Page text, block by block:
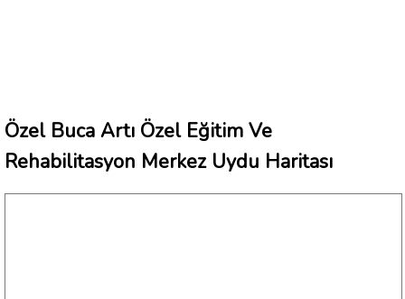
Özel Buca Artı Özel Eğitim Ve
Rehabilitasyon Merkez Uydu Haritası